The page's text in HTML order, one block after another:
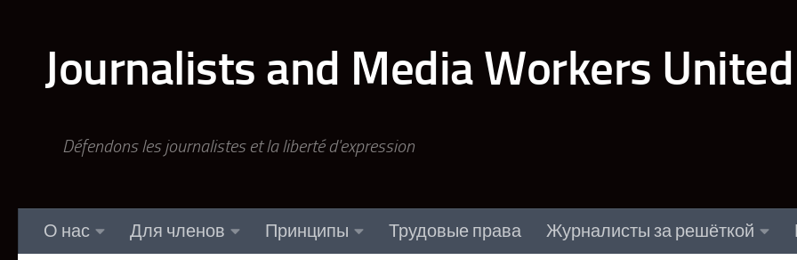
Journalists and Media Workers United
Défendons les journalistes et la liberté d'expression
О нас Для членов Принципы Трудовые права Журналисты за решёткой